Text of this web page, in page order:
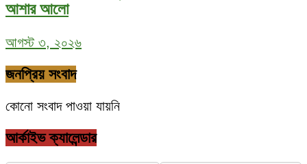
আশার আলো
আগস্ট ৩, ২০২৬
জনপ্রিয় সংবাদ
কোনো সংবাদ পাওয়া যায়নি
আর্কাইভ ক্যালেন্ডার